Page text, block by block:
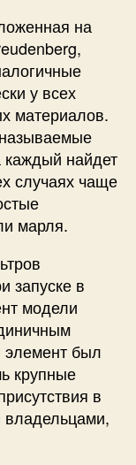
на
у всех
материалов.
каждый найдет
случаях чаще
марля.
запуске в
модели
элемент был
крупные
в